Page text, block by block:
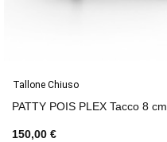
Tallone Chiuso
PATTY POIS PLEX Tacco 8 cm
150,00 €